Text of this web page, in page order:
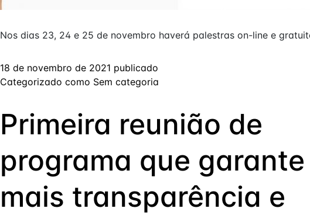
Nos dias 23, 24 e 25 de novembro haverá palestras on-line e
18 de novembro de 2021 publicado
Categorizado como Sem categoria
Primeira reunião de
programa que garante
mais transparência e